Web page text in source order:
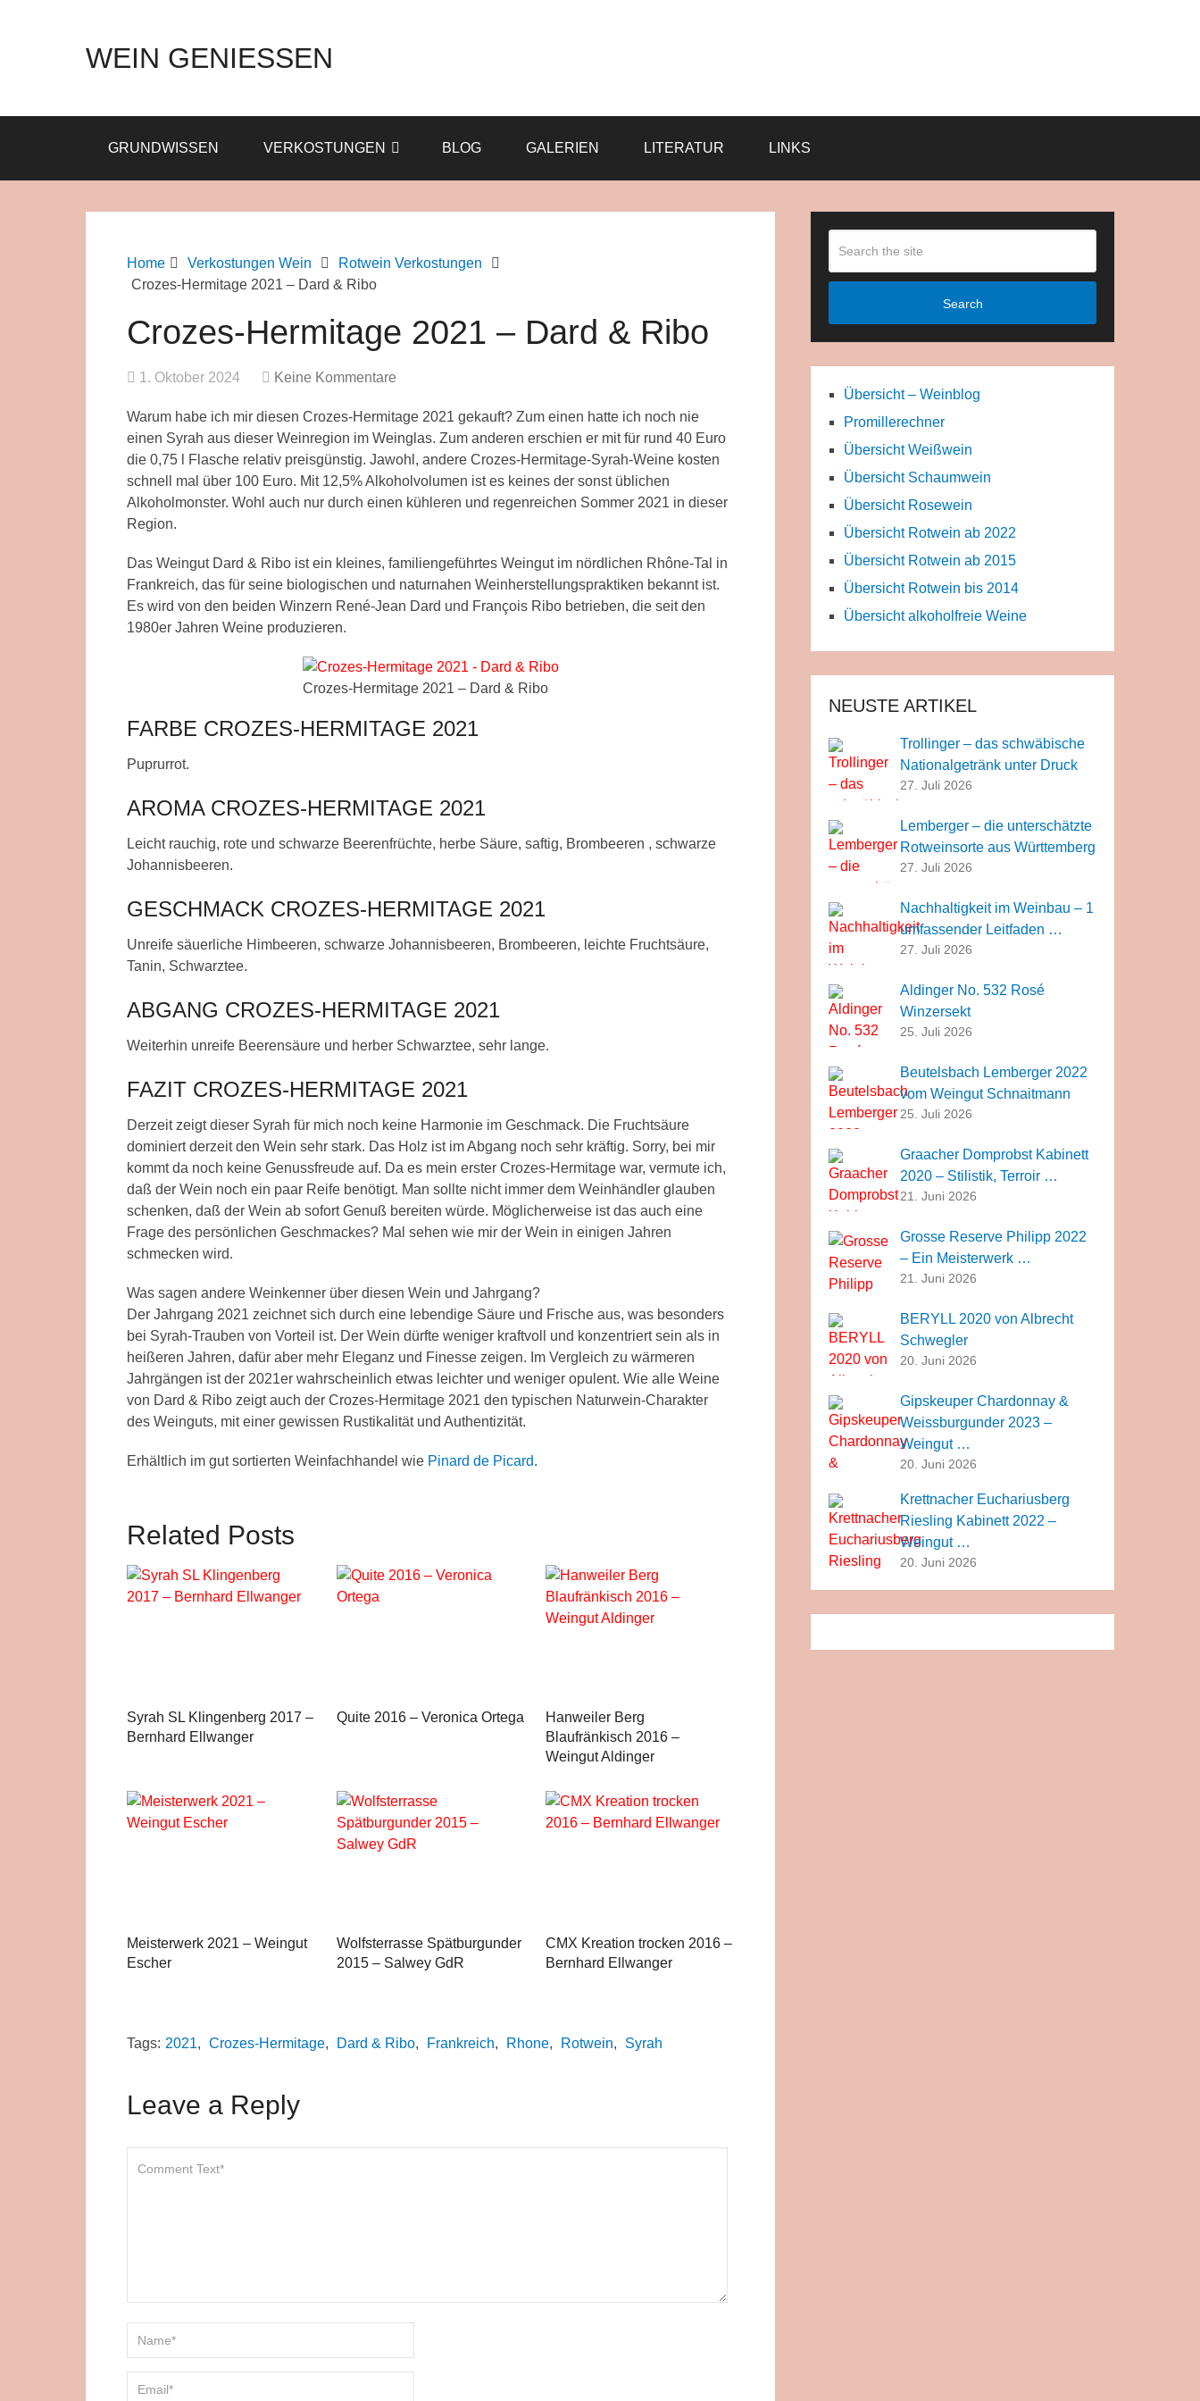
WEIN GENIESSEN
GRUNDWISSEN VERKOSTUNGEN BLOG GALERIEN LITERATUR LINKS
Home Verkostungen Wein
Rotwein Verkostungen
Crozes-Hermitage 2021 – Dard & Ribo
Crozes-Hermitage 2021 – Dard & Ribo
1. Oktober 2024 Keine Kommentare
Warum habe ich mir diesen Crozes-Hermitage 2021 gekauft? Zum einen hatte ich noch nie
einen Syrah aus dieser Weinregion im Weinglas. Zum anderen erschien er mit für rund 40 Euro
die 0,75 l Flasche relativ preisgünstig. Jawohl, andere Crozes-Hermitage-Syrah-Weine kosten
schnell mal über 100 Euro. Mit 12,5% Alkoholvolumen ist es keines der sonst üblichen
Alkoholmonster. Wohl auch nur durch einen kühleren und regenreichen Sommer 2021 in dieser
Region.
Das Weingut Dard & Ribo ist ein kleines, familiengeführtes Weingut im nördlichen Rhône-Tal in
Frankreich, das für seine biologischen und naturnahen Weinherstellungspraktiken bekannt ist.
Es wird von den beiden Winzern René-Jean Dard und François Ribo betrieben, die seit den
1980er Jahren Weine produzieren.
Crozes-Hermitage 2021 – Dard & Ribo
FARBE CROZES-HERMITAGE 2021
Puprurrot.
AROMA CROZES-HERMITAGE 2021
Leicht rauchig, rote und schwarze Beerenfrüchte, herbe Säure, saftig, Brombeeren , schwarze
Johannisbeeren.
GESCHMACK CROZES-HERMITAGE 2021
Unreife säuerliche Himbeeren, schwarze Johannisbeeren, Brombeeren, leichte Fruchtsäure,
Tanin, Schwarztee.
ABGANG CROZES-HERMITAGE 2021
Weiterhin unreife Beerensäure und herber Schwarztee, sehr lange.
FAZIT CROZES-HERMITAGE 2021
Derzeit zeigt dieser Syrah für mich noch keine Harmonie im Geschmack. Die Fruchtsäure
dominiert derzeit den Wein sehr stark. Das Holz ist im Abgang noch sehr kräftig. Sorry, bei mir
kommt da noch keine Genussfreude auf. Da es mein erster Crozes-Hermitage war, vermute ich,
daß der Wein noch ein paar Reife benötigt. Man sollte nicht immer dem Weinhändler glauben
schenken, daß der Wein ab sofort Genuß bereiten würde. Möglicherweise ist das auch eine
Frage des persönlichen Geschmackes? Mal sehen wie mir der Wein in einigen Jahren
schmecken wird.
Was sagen andere Weinkenner über diesen Wein und Jahrgang?
Der Jahrgang 2021 zeichnet sich durch eine lebendige Säure und Frische aus, was besonders
bei Syrah-Trauben von Vorteil ist. Der Wein dürfte weniger kraftvoll und konzentriert sein als in
heißeren Jahren, dafür aber mehr Eleganz und Finesse zeigen. Im Vergleich zu wärmeren
Jahrgängen ist der 2021er wahrscheinlich etwas leichter und weniger opulent. Wie alle Weine
von Dard & Ribo zeigt auch der Crozes-Hermitage 2021 den typischen Naturwein-Charakter
des Weinguts, mit einer gewissen Rustikalität und Authentizität.
Erhältlich im gut sortierten Weinfachhandel wie Pinard de Picard.
Related Posts
Syrah SL Klingenberg 2017 –
Bernhard Ellwanger
Quite 2016 – Veronica Ortega
Hanweiler Berg
Blaufränkisch 2016 –
Weingut Aldinger
Meisterwerk 2021 – Weingut
Escher
Wolfsterrasse Spätburgunder
2015 – Salwey GdR
CMX Kreation trocken 2016 –
Bernhard Ellwanger
Tags: 2021, Crozes-Hermitage, Dard & Ribo, Frankreich, Rhone, Rotwein, Syrah
Leave a Reply
Search
Übersicht – Weinblog
Promillerechner
Übersicht Weißwein
Übersicht Schaumwein
Übersicht Rosewein
Übersicht Rotwein ab 2022
Übersicht Rotwein ab 2015
Übersicht Rotwein bis 2014
Übersicht alkoholfreie Weine
NEUSTE ARTIKEL
Trollinger – das schwäbische
Nationalgetränk unter Druck
27. Juli 2026
Lemberger – die unterschätzte
Rotweinsorte aus Württemberg
27. Juli 2026
Nachhaltigkeit im Weinbau – 1
umfassender Leitfaden …
27. Juli 2026
Aldinger No. 532 Rosé
Winzersekt
25. Juli 2026
Beutelsbach Lemberger 2022
vom Weingut Schnaitmann
25. Juli 2026
Graacher Domprobst Kabinett
2020 – Stilistik, Terroir …
21. Juni 2026
Grosse Reserve Philipp 2022
– Ein Meisterwerk …
21. Juni 2026
BERYLL 2020 von Albrecht
Schwegler
20. Juni 2026
Gipskeuper Chardonnay &
Weissburgunder 2023 –
Weingut …
20. Juni 2026
Krettnacher Euchariusberg
Riesling Kabinett 2022 –
Weingut …
20. Juni 2026